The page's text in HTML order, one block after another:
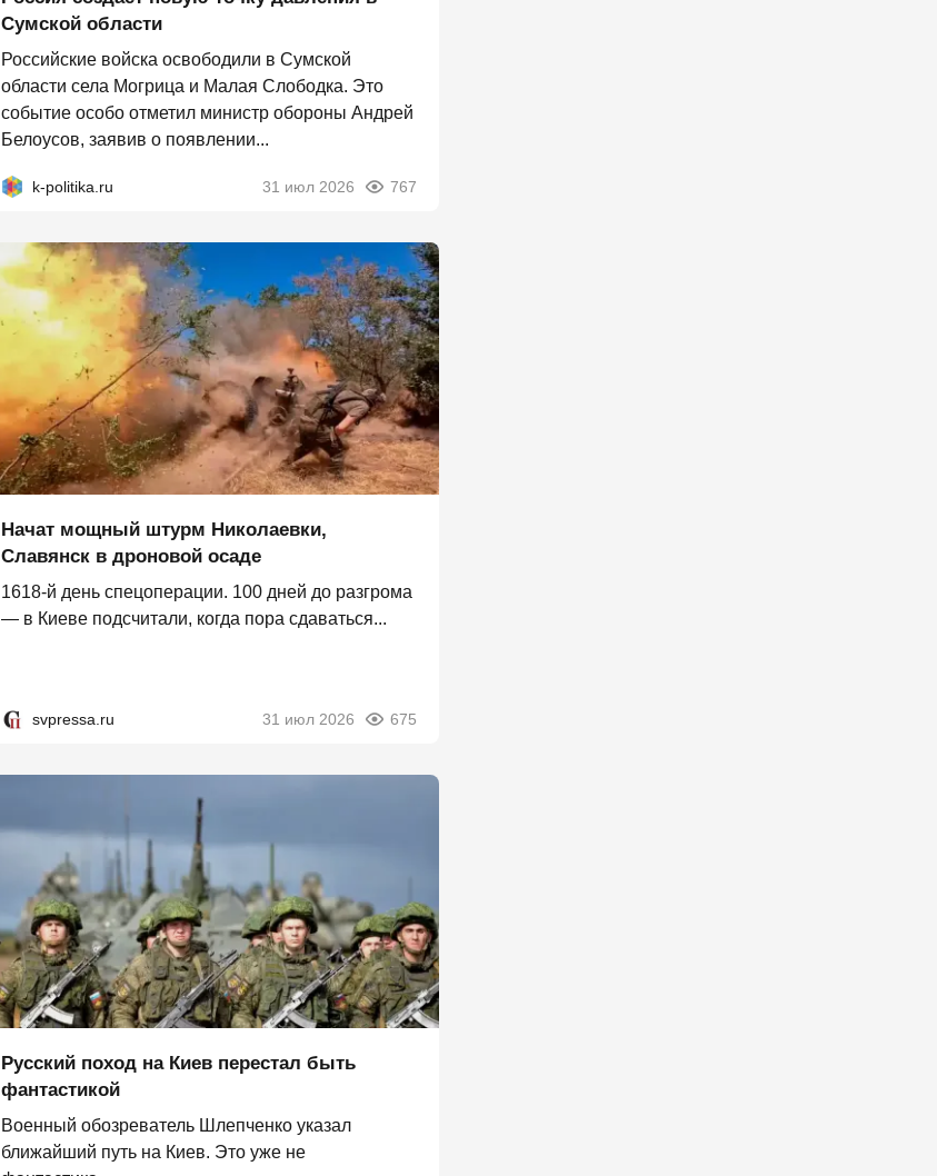
Сумской области
Российские войска освободили в Сумской
области села Могрица и Малая Слободка. Это
событие особо отметил министр обороны Андрей
Белоусов, заявив о появлении...
k-politika.ru 31 июл 2026 767
Начат мощный штурм Николаевки,
Славянск в дроновой осаде
1618-й день спецоперации. 100 дней до разгрома
— в Киеве подсчитали, когда пора сдаваться...
svpressa.ru 31 июл 2026 675
Русский поход на Киев перестал быть
фантастикой
Военный обозреватель Шлепченко указал
ближайший путь на Киев. Это уже не